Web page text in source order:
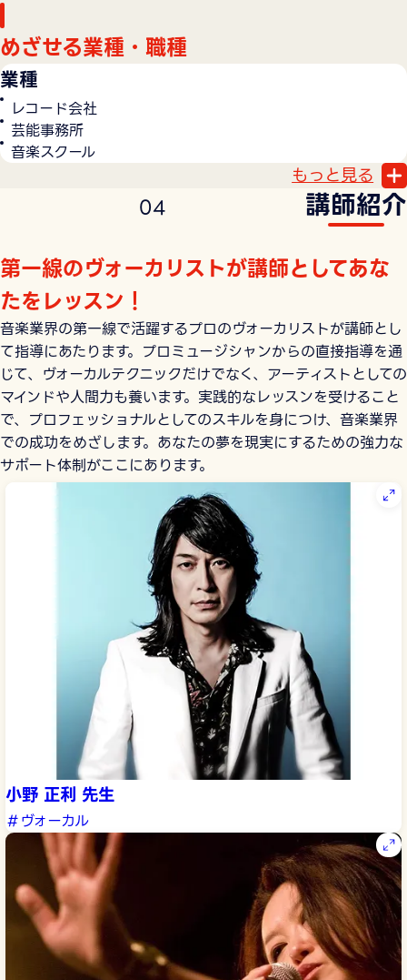
めざせる業種・職種
業種
レコード会社
芸能事務所
音楽スクール
もっと見る
04 講師紹介
第一線のヴォーカリストが講師としてあな
たをレッスン！
音楽業界の第一線で活躍するプロのヴォーカリストが講師とし
て指導にあたります。プロミュージシャンからの直接指導を通
じて、ヴォーカルテクニックだけでなく、アーティストとしての
マインドや人間力も養います。実践的なレッスンを受けること
で、プロフェッショナルとしてのスキルを身につけ、音楽業界
での成功をめざします。あなたの夢を現実にするための強力な
サポート体制がここにあります。
小野 正利 先生
＃ヴォーカル